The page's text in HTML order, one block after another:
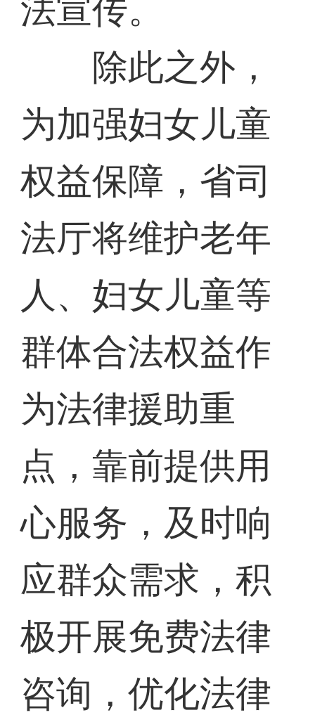
法宣传。
除此之外，
为加强妇女儿童
权益保障，省司
法厅将维护老年
人、妇女儿童等
群体合法权益作
为法律援助重
点，靠前提供用
心服务，及时响
应群众需求，积
极开展免费法律
咨询，优化法律